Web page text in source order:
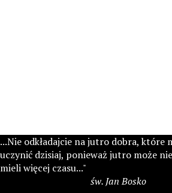
...Nie odkładajcie na jutro dobra, które
uczynić dzisiaj, ponieważ jutro może
mieli więcej czasu..."
św. Jan Bosko